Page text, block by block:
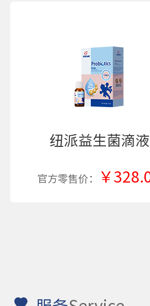
纽派益生菌滴液
官方零售价： ￥